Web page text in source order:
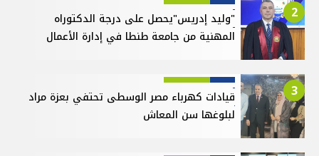
2
"وليد إدريس"يحصل على درجة الدكتوراه
المهنية من جامعة طنطا في إدارة الأعمال
3
قيادات كهرباء مصر الوسطى تحتفي بعزة مراد
لبلوغها سن المعاش